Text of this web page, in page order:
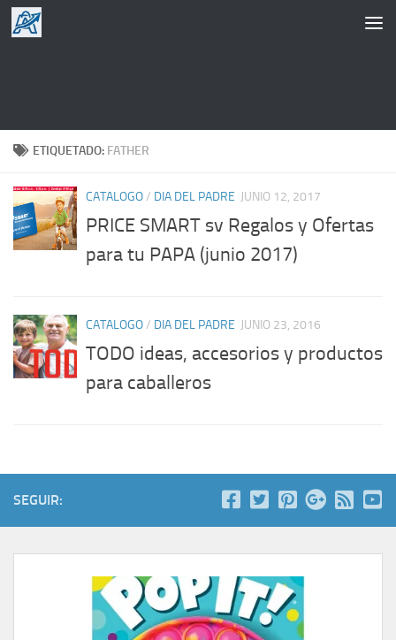
Saltar al contenido
ETIQUETADO: FATHER
CATALOGO/ DIA DEL PADRE JUNIO 12, 2017
PRICE SMART sv Regalos y Ofertas
para tu PAPA (junio 2017)
CATALOGO/ DIA DEL PADRE JUNIO 23, 2016
TODO ideas, accesorios y productos
para caballeros
SEGUIR: